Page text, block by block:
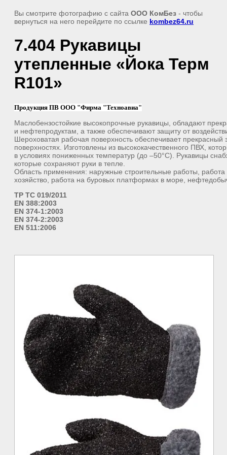
Вы смотрите фотографию с сайта ООО КомБез - чтобы
вернуться на него перейдите по ссылке kombez64.ru
7.404 Рукавицы
утепленные «Йока Терм
R101»
Продукция ПВ ООО "Фирма "Техноавиа"
Маслобензостойкие высокопрочные рукавицы, обладают
и нефтепродуктам, а также обеспечивают защиту от
Шероховатая рабочая поверхность обеспечивает
поверхностях. Изготовлены из высококачественного ПВХ,
в условиях пониженных температур (до –50°С). Рукавицы
которые сохраняют руки в тепле.
Область применения: наружные строительные работы,
хозяйство, работа на буровых платформах в море,
ТР ТС 019/2011
EN 388:2003
EN 374-1:2003
EN 374-2:2003
EN 511:2006